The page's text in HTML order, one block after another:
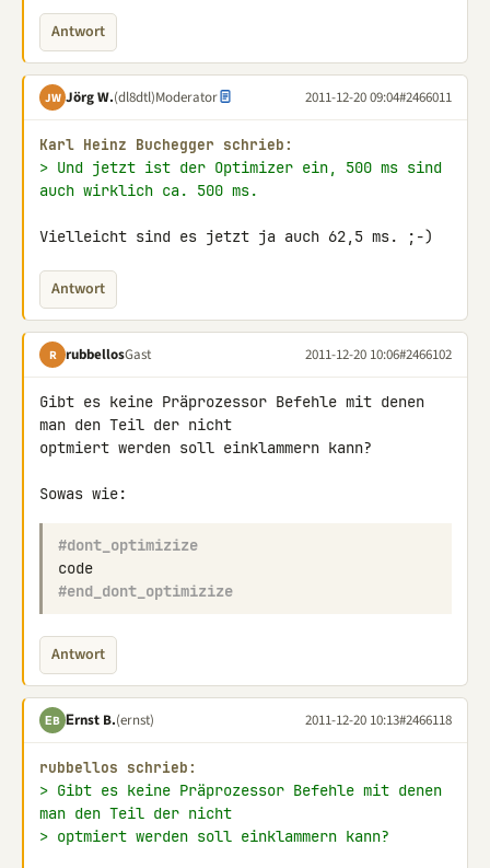
Antwort
JW Jörg W.(dl8dtl)Moderator 2011-12-20 09:04#2466011
Karl Heinz Buchegger schrieb:
> Und jetzt ist der Optimizer ein, 500 ms sind
auch wirklich ca. 500 ms.
Vielleicht sind es jetzt ja auch 62,5 ms. ;-)
Antwort
R rubbellosGast 2011-12-20 10:06#2466102
Gibt es keine Präprozessor Befehle mit denen
man den Teil der nicht
optmiert werden soll einklammern kann?
#dont_optimizize
code
#end_dont_optimizize
Antwort
ΕB Εrnst B.(ernst) 2011-12-20 10:13#2466118
rubbellos schrieb:
> Gibt es keine Präprozessor Befehle mit denen
man den Teil der nicht
> optmiert werden soll einklammern kann?